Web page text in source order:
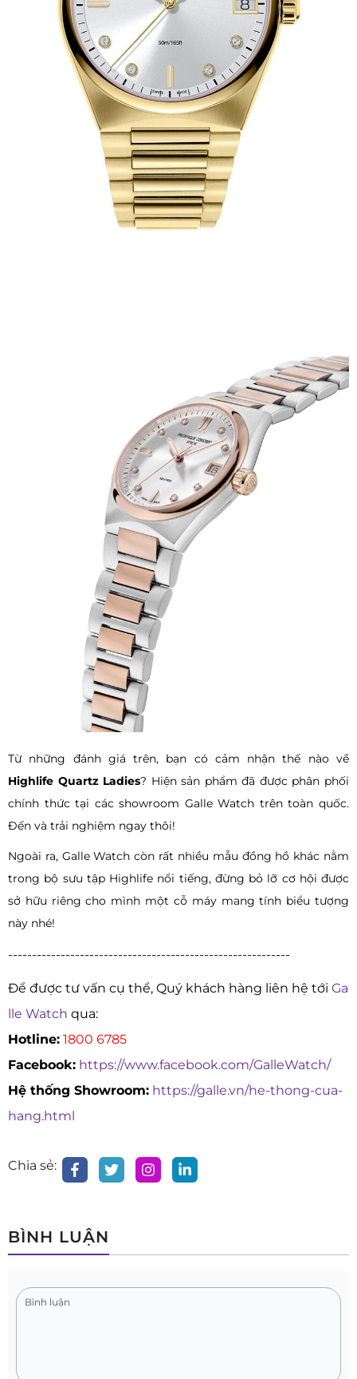
Từ những đánh giá trên, bạn có cảm nhận thế nào về
Highlife Quartz Ladies? Hiện sản phẩm đã được phân phối
chính thức tại các showroom Galle Watch trên toàn quốc.
Đến và trải nghiệm ngay thôi!
Ngoài ra, Galle Watch còn rất nhiều mẫu đồng hồ khác nằm
trong bộ sưu tập Highlife nổi tiếng, đừng bỏ lỡ cơ hội được
sở hữu riêng cho mình một cỗ máy mang tính biểu tượng
này nhé!
-----------------------------------------------------------
Để được tư vấn cụ thể, Quý khách hàng liên hệ tới Ga
lle Watch qua:
Hotline: 1800 6785
Facebook: https://www.facebook.com/GalleWatch/
Hệ thống Showroom: https://galle.vn/he-thong-cua-
hang.html
Chia sẻ:
BÌNH LUẬN